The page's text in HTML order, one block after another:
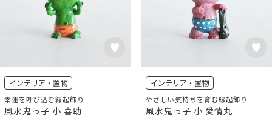
インテリア・置物
幸運を呼び込む縁起飾り
風水鬼っ子 小 喜助
インテリア・置物
やさしい気持ちを育む縁起飾り
風水鬼っ子 小 愛情丸